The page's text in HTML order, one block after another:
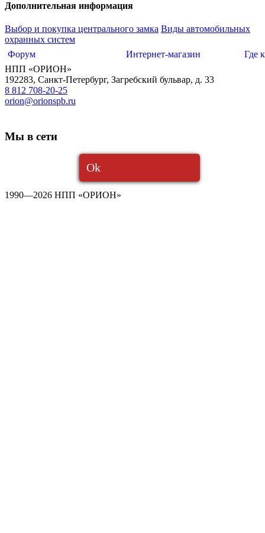
Дополнительная информация
Выбор и покупка центрального замка Виды автомобильных
охранных систем
Форум
Интернет-магазин
Где
НПП «ОРИОН»
192283, Санкт-Петербург, Загребский бульвар, д. 33
8 812 708-20-25
orion@orionspb.ru
Мы в сети
1990—2026 НПП «ОРИОН»
Ok